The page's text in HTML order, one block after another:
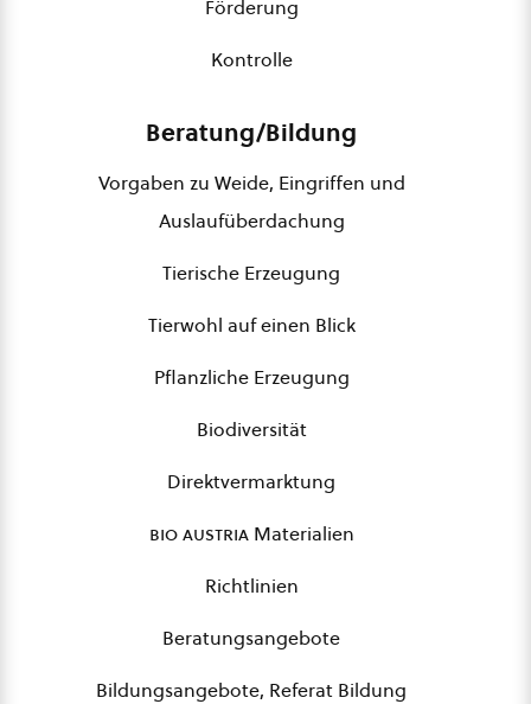
Förderung
Kontrolle
Beratung/Bildung
Vorgaben zu Weide, Eingriffen und
Auslaufüberdachung
Tierische Erzeugung
Tierwohl auf einen Blick
Pflanzliche Erzeugung
Biodiversität
Direktvermarktung
bio austriaMaterialien
Richtlinien
Beratungsangebote
Bildungsangebote, Referat Bildung